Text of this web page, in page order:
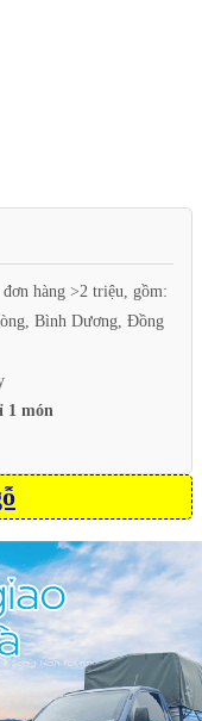
hàng >2 triệu, gồm:
Bình Dương, Đồng
1 món